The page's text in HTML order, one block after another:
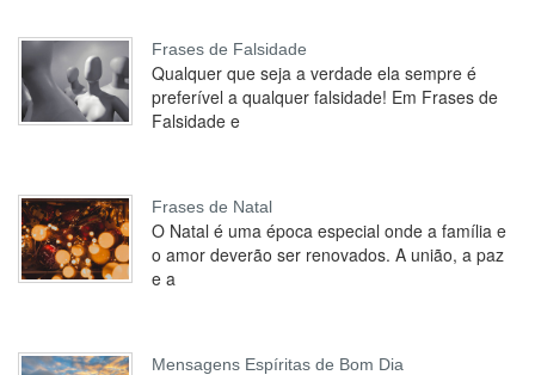
Frases de Falsidade
Qualquer que seja a verdade ela sempre é
preferível a qualquer falsidade! Em Frases de
Falsidade e
Frases de Natal
O Natal é uma época especial onde a família e
o amor deverão ser renovados. A união, a paz
e a
Mensagens Espíritas de Bom Dia